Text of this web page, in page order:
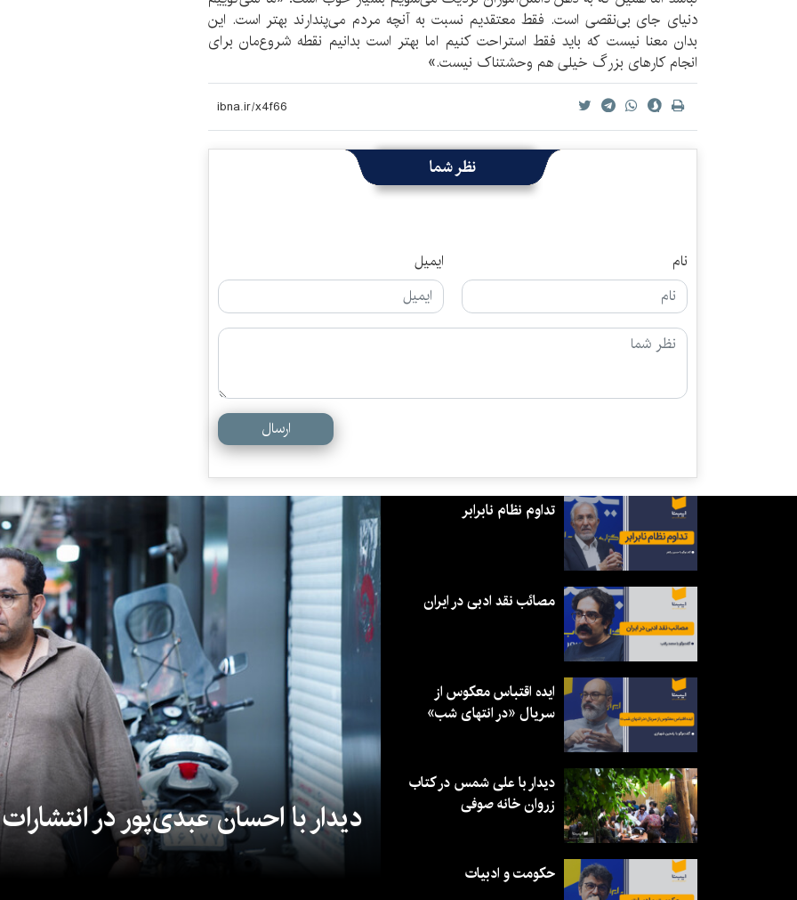
دنیای جای بی‌نقصی است. فقط معتقدیم نسبت به آنچه مردم می‌پندارند بهتر است. این
بدان معنا نیست که باید فقط استراحت کنیم اما بهتر است بدانیم نقطه شروع‌مان برای
انجام کارهای بزرگ خیلی هم وحشتناک نیست.»
نظر شما
نام ایمیل
ارسال
دیدار با احسان عبدی‌پور در
تداوم نظام نابرابر
مصائب نقد ادبی در ایران
ایده اقتباس معکوس از
سریال «در انتهای شب»
دیدار با علی شمس در کتاب
زروان خانه صوفی
حکومت و ادبیات